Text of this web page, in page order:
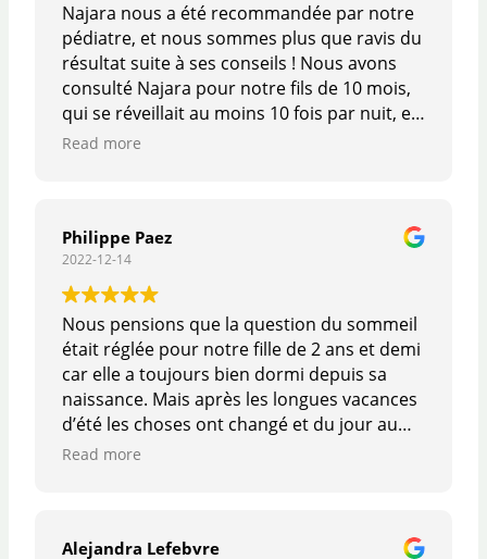
Najara nous a été recommandée par notre
pédiatre, et nous sommes plus que ravis du
résultat suite à ses conseils ! Nous avons
consulté Najara pour notre fils de 10 mois,
qui se réveillait au moins 10 fois par nuit, et
finissait systèmatiquement chaque nuit
appliquant les conseils de Najara, nous
sommes passés en 3-4 jours à un
changement total de vie, notre fils dormant
désormais toute la nuit dans son lit, sans se
réveiller. Le moment du coucher est
redevenu un moment agréable pour lui
comme pour nous. Un changement radical
qui nous a sauvé. Mille mercis pour les
conseils et le suivi, je ne peux que
recommander !!
Read more
Philippe Paez
2022-12-14
Nous pensions que la question du sommeil
était réglée pour notre fille de 2 ans et demi
car elle a toujours bien dormi depuis sa
naissance. Mais après les longues vacances
d’été les choses ont changé et du jour au
lendemain on a eu droit à des réveils à
rendorme.
Read more
Alejandra Lefebvre